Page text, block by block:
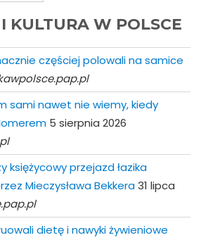
KULTURA W POLSCE
częściej polowali na samice
sami nawet nie wiemy, kiedy
5 sierpnia 2026
księżycowy przejazd łazika
Mieczysława Bekkera31 lipca
dietę i nawyki żywieniowe